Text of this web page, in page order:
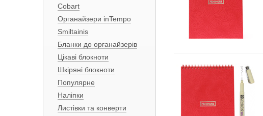
Cobart
Органайзери inTempo
Smiltainis
Бланки до органайзерів
Цікаві блокноти
Шкіряні блокноти
Популярне
Наліпки
Листівки та конверти